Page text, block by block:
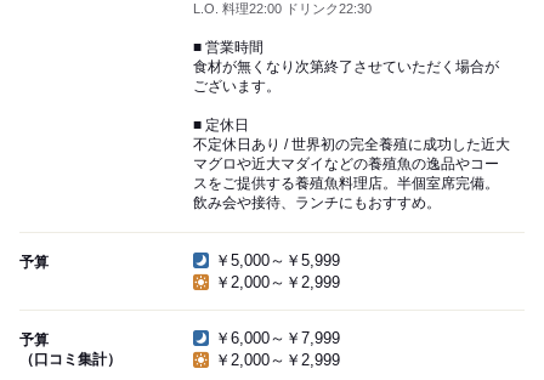
L.O. 料理22:00 ドリンク22:30
■ 営業時間
食材が無くなり次第終了させていただく場合が
ございます。
■ 定休日
不定休日あり / 世界初の完全養殖に成功した近大
マグロや近大マダイなどの養殖魚の逸品やコー
スをご提供する養殖魚料理店。半個室席完備。
飲み会や接待、ランチにもおすすめ。
予算
￥5,000～￥5,999
￥2,000～￥2,999
予算
（口コミ集計）
￥6,000～￥7,999
￥2,000～￥2,999